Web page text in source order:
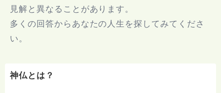
見解と異なることがあります。
多くの回答からあなたの人生を探してみてくださ
い。
神仏とは？